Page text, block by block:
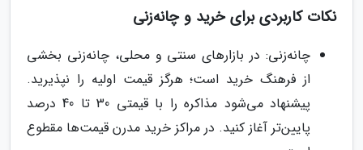
نکات کاربردی برای خرید و چانه‌زنی
چانه‌زنی: در بازارهای سنتی و محلی، چانه‌زنی بخشی
از فرهنگ خرید است؛ هرگز قیمت اولیه را نپذیرید.
پیشنهاد می‌شود مذاکره را با قیمتی 30 تا 40 درصد
پایین‌تر آغاز کنید. در مراکز خرید مدرن قیمت‌ها مقطوع